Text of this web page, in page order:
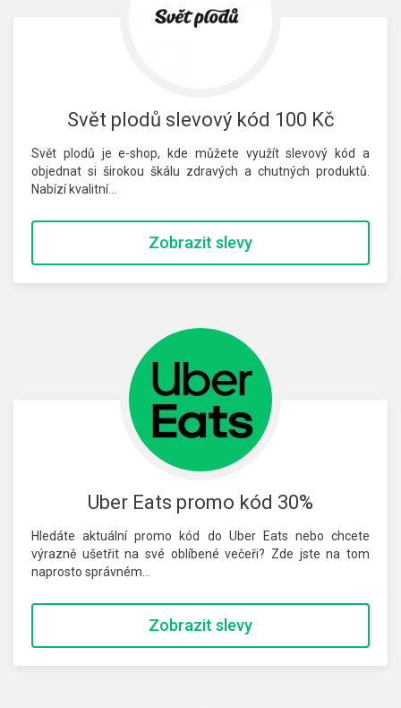
Svět plodů slevový kód 100 Kč
Svět plodů je e-shop, kde můžete využít slevový kód a
objednat si širokou škálu zdravých a chutných produktů.
Nabízí kvalitní…
Zobrazit slevy
Uber Eats promo kód 30%
Hledáte aktuální promo kód do Uber Eats nebo chcete
výrazně ušetřit na své oblíbené večeři? Zde jste na tom
naprosto správném…
Zobrazit slevy